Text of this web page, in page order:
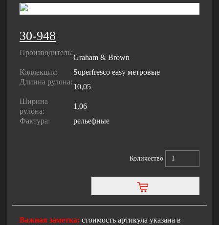
30-948
Производитель:
Graham & Brown
Коллекция:
Superfresco easy метровые
Длинна рулона:
10,05
Ширина
рулона:
1,06
Фактура:
рельефные
Количество
Важная заметка: стоимость артикула указана в